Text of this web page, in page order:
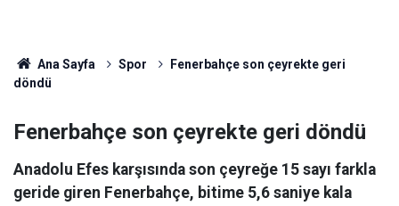
Ana Sayfa Spor
Fenerbahçe son çeyrekte geri
döndü
Fenerbahçe son çeyrekte geri döndü
Anadolu Efes karşısında son çeyreğe 15 sayı farkla
geride giren Fenerbahçe, bitime 5,6 saniye kala